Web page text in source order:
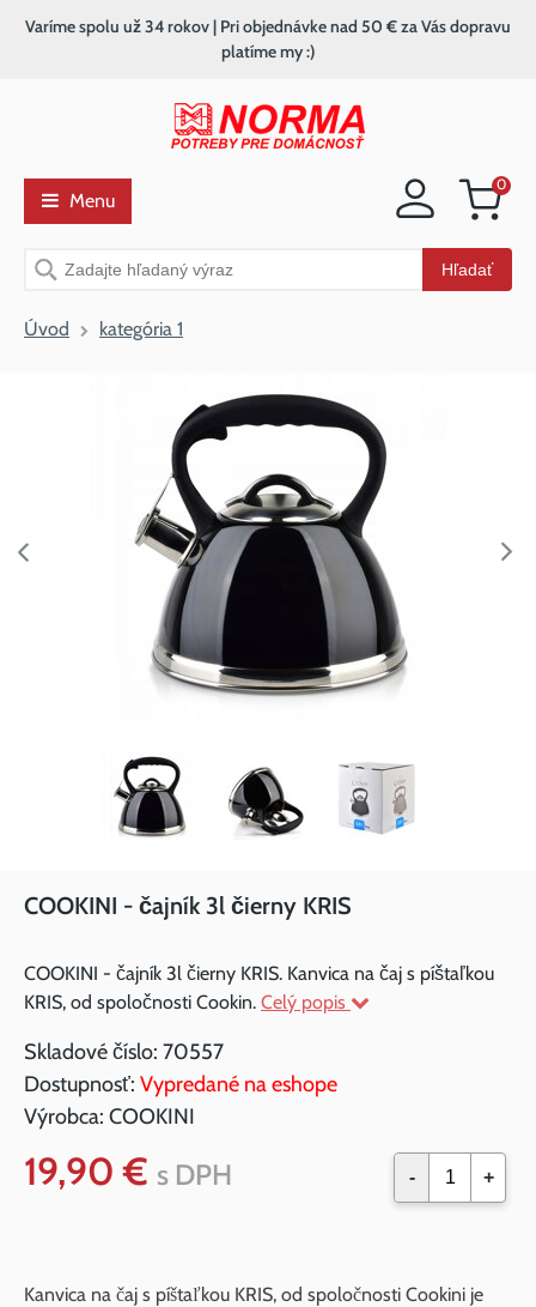
Nákupný
0
Vyhľadávanie Hľadať
Varíme spolu už 34 rokov | Pri objednávke nad 50 € za Vás dopravu
platíme my :)
Menu
Úvod kategória 1
COOKINI - čajník 3l čierny KRIS
COOKINI - čajník 3l čierny KRIS. Kanvica na čaj s píštaľkou
KRIS, od spoločnosti Cookin. Celý popis
Skladové číslo: 70557
Dostupnosť: Vypredané na eshope
Výrobca: COOKINI
19,90 € s DPH - +
Kanvica na čaj s píštaľkou KRIS, od spoločnosti Cookini je